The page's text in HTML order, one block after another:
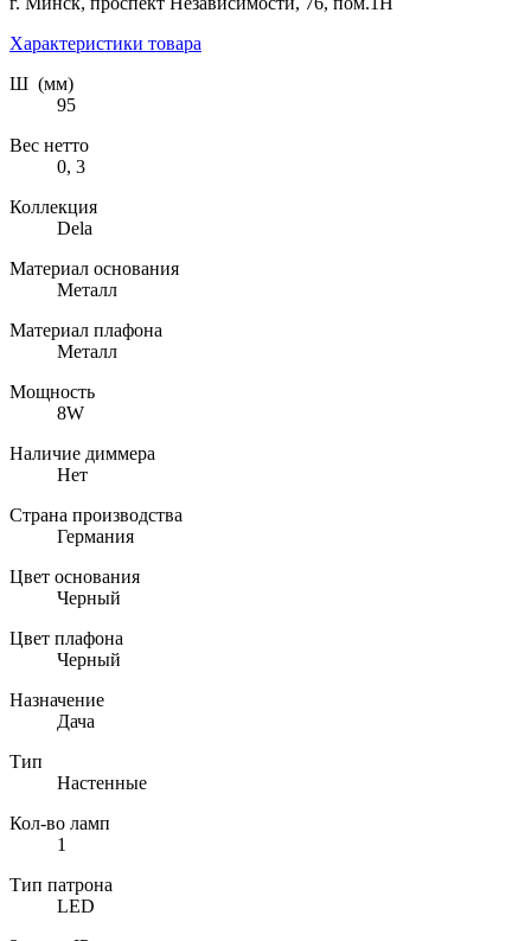
Характеристики товара
Ш (мм)
95
Вес нетто
0, 3
Коллекция
Dela
Материал основания
Металл
Материал плафона
Металл
Мощность
8W
Наличие диммера
Нет
Страна производства
Германия
Цвет основания
Черный
Цвет плафона
Черный
Назначение
Дача
Тип
Настенные
Кол-во ламп
1
Тип патрона
LED